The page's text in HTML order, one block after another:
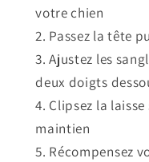
votre chien
Passez la tête
Ajustez les
deux doigts
Clipsez la
maintien
Récompensez